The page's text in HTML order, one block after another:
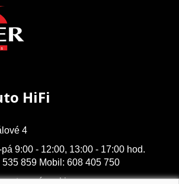
HiFi
4
9:00 - 12:00, 13:00 - 17:00 hod.
859 Mobil: 608 405 750
nastavení cookies